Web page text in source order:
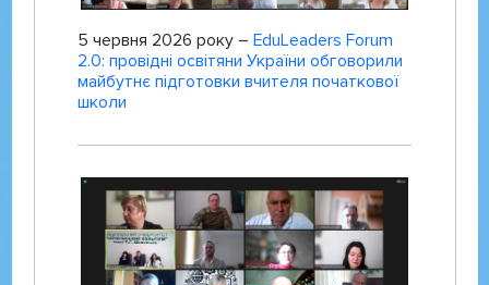
5 червня 2026 року – EduLeaders Forum
2.0: провідні освітяни України обговорили
майбутнє підготовки вчителя початкової
школи